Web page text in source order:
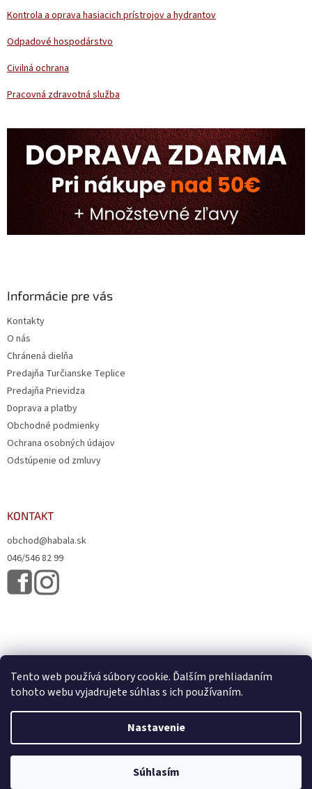
Tento web používá súbory cookie. Ďalším prehliadaním
tohoto webu vyjadrujete súhlas s ich používaním.
Nastavenie
Súhlasím
Kontrola a oprava hasiacich prístrojov a hydrantov
Odpadové hospodárstvo
Civilná ochrana
Pracovná zdravotná služba
Informácie pre vás
Kontakty
O nás
Chránená dielňa
Predajňa Turčianske Teplice
Predajňa Prievidza
Doprava a platby
Obchodné podmienky
Ochrana osobných údajov
Odstúpenie od zmluvy
KONTAKT
obchod@habala.sk
046/546 82 99
Copyright 2026HABALA, s.r.o.. Všetky práva vyhradené.Upraviť
nastavenie cookies